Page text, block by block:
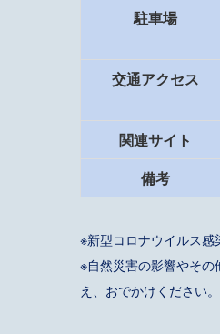
駐車場
交通アクセス
関連サイト
備考
※新型コロナウイルス感
※自然災害の影響やそ
え、おでかけください。